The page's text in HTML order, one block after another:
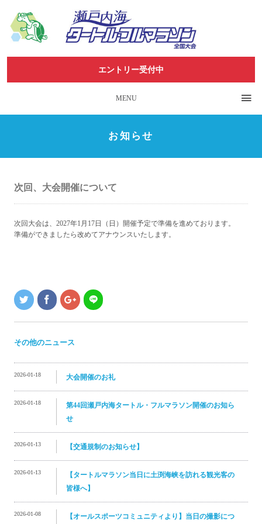
エントリー受付中
MENU
お知らせ
次回、大会開催について
次回大会は、2027年1月17日（日）開催予定で準備を進めております。
準備ができましたら改めてアナウンスいたします。
その他のニュース
2026-01-18 大会開催のお礼
2026-01-18
第44回瀬戸内海タートル・フルマラソン開催のお知ら
せ
2026-01-13 【交通規制のお知らせ】
2026-01-13
【タートルマラソン当日に土渕海峡を訪れる観光客の
皆様へ】
2026-01-08 【オールスポーツコミュニティより】当日の撮影につ